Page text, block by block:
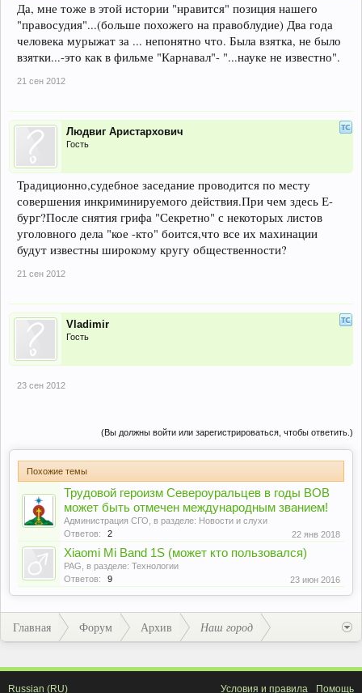
Да, мне тоже в этой истории "нравится" позиция нашего
"правосудия"...(больше похожего на правоблудие) Два года
человека мурыжат за ... непонятно что. Была взятка, не было
взятки...-это как в фильме "Карнавал"- "...науке не известно".
21 сен 2012
Людвиг Аристархович
Гость
Традиционно,судебное заседание проводится по месту
совершения инкриминируемого действия.При чем здесь Е-
бург?После снятия грифа "Секретно" с некоторых листов
уголовного дела "кое -кто" боится,что все их махинации
будут известны широкому кругу общественности?
21 сен 2012
Vladimir
Гость
23 сен 2012
(Вы должны войти или зарегистрироваться, чтобы ответить.)
Похожие темы
Трудовой героизм Североуральцев в годы ВОВ
может быть отмечен международным званием!
Администрация СГО , в разделе: Новости и слухи
Ответов:
2 22 янв 2018
Xiaomi Mi Band 1S (может кто пользовался)
PAG , в разделе: Технологии
Ответов:
9 23 июн 2016
Главная Форум Архив Наш город
Russian (RU) Условия и правила Помощь